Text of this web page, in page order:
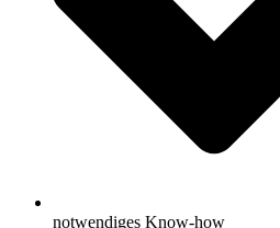
notwendiges Know-how